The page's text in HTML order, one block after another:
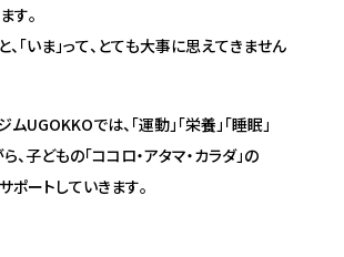
す。
「いま」って、とても大事に思えてきません
UGOKKOでは、「運動」「栄養」「睡眠」
子どもの「ココロ・アタマ・カラダ」の
ポートしていきます。